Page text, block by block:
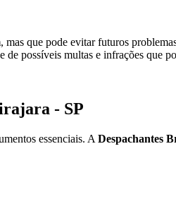
que pode evitar futuros
possíveis multas e infrações que
- SP
essenciais. A Despachantes